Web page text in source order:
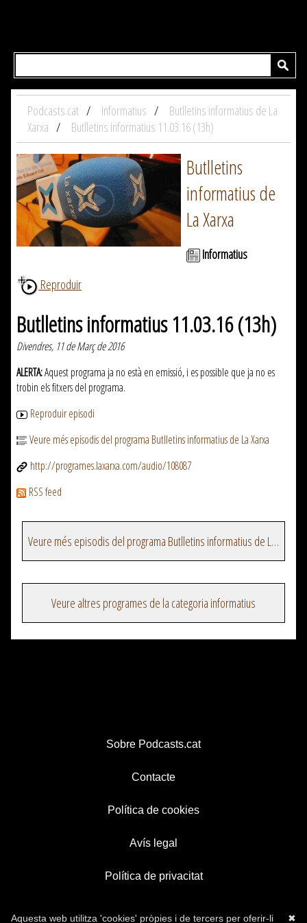
Podcasts.cat Informatius
Butlletins informatius de La
Xarxa
Butlletins informatius 11.03.16 (13h)
Butlletins
informatius de
La Xarxa
Informatius
Reproduir
Butlletins informatius 11.03.16 (13h)
Divendres, 11 de Març de 2016
ALERTA:Aquest programa ja no està en emissió, i es possible que ja no es
trobin els fitxers del programa.
Reproduir episodi
Veure més episodis del programa Butlletins informatius de La Xarxa
http://programes.laxarxa.com/audio/108087
RSS feed
Veure més episodis del programa Butlletins informatius de La Xarxa
Veure altres programes de la categoria informatius
Sobre Podcasts.cat
Contacte
Política de cookies
Avís legal
Política de privacitat
✖
Aquesta web utilitza 'cookies' pròpies i de tercers per oferir-li